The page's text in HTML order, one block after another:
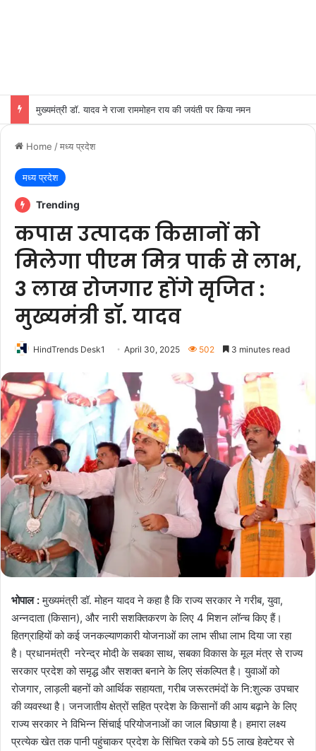
मुख्यमंत्री डॉ. यादव ने राजा राममोहन राय की जयंती पर किया नमन
Home /मध्य प्रदेश
मध्य प्रदेश
Trending
कपास उत्पादक किसानों को
मिलेगा पीएम मित्र पार्क से लाभ,
3 लाख रोजगार होंगे सृजित :
मुख्यमंत्री डॉ. यादव
HindTrends Desk1 April 30, 2025 502 3 minutes read
भोपाल :मुख्यमंत्री डॉ. मोहन यादव ने कहा है कि राज्य सरकार ने गरीब, युवा,
अन्नदाता (किसान), और नारी सशक्तिकरण के लिए 4 मिशन लॉन्च किए हैं।
हितग्राहियों को कई जनकल्याणकारी योजनाओं का लाभ सीधा लाभ दिया जा रहा
है। प्रधानमंत्री नरेन्द्र मोदी के सबका साथ, सबका विकास के मूल मंत्र से राज्य
सरकार प्रदेश को समृद्ध और सशक्त बनाने के लिए संकल्पित है। युवाओं को
रोजगार, लाड़ली बहनों को आर्थिक सहायता, गरीब जरूरतमंदों के नि:शुल्क उपचार
की व्यवस्था है। जनजातीय क्षेत्रों सहित प्रदेश के किसानों की आय बढ़ाने के लिए
राज्य सरकार ने विभिन्न सिंचाई परियोजनाओं का जाल बिछाया है। हमारा लक्ष्य
प्रत्येक खेत तक पानी पहुंचाकर प्रदेश के सिंचित रकबे को 55 लाख हेक्टेयर से